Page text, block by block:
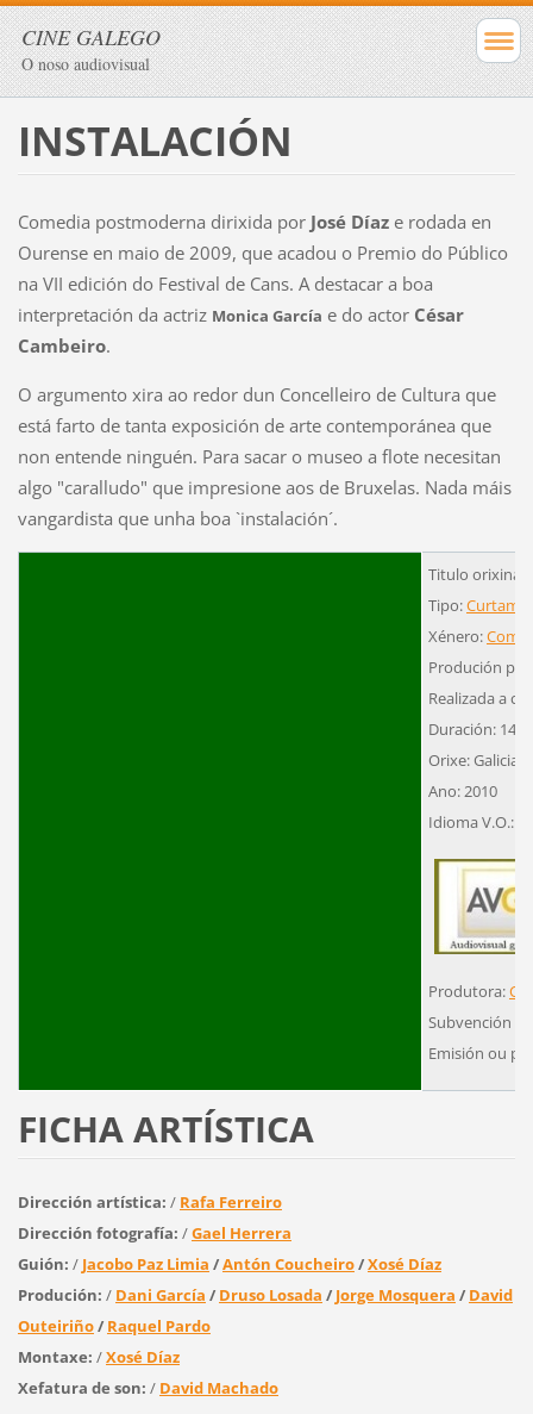
CINE GALEGO
O noso audiovisual
INSTALACIÓN
Comedia postmoderna dirixida por José Díaze rodada en
Ourense en maio de 2009, que acadou o Premio do Público
na VII edición do Festival de Cans. A destacar a boa
interpretación da actriz Monica García e do actor César
Cambeiro.
O argumento xira ao redor dun Concelleiro de Cultura que
está farto de tanta exposición de arte contemporánea que
non entende ninguén. Para sacar o museo a flote necesitan
algo "caralludo" que impresione aos de Bruxelas. Nada máis
vangardista que unha boa `instalación´.
Titulo orixinal:
Tipo:
Xénero:
Produción
Realizada a cor
Duración: 14´
Orixe: Galicia
Ano: 2010
Idioma V.O.:
Produtora:
Subvención
Emisión ou
FICHA ARTÍSTICA
Dirección artística: / Rafa Ferreiro
Dirección fotografía: /Gael Herrera
Guión: / Jacobo Paz Limia /Antón Coucheiro/Xosé Díaz
Produción: / Dani García / Druso Losada / Jorge Mosquera / David
Outeiriño/ Raquel Pardo
Montaxe: /Xosé Díaz
Xefatura de son: / David Machado